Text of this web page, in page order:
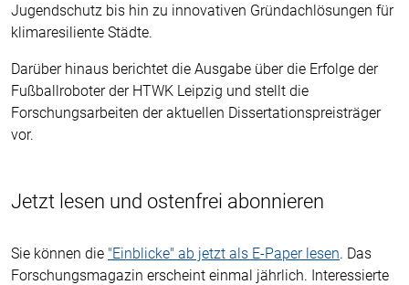
Jugendschutz bis hin zu innovativen Gründachlösungen für
klimaresiliente Städte.
Darüber hinaus berichtet die Ausgabe über die Erfolge der
Fußballroboter der HTWK Leipzig und stellt die
Forschungsarbeiten der aktuellen Dissertationspreisträger
vor.
Jetzt lesen und ostenfrei abonnieren
Sie können die "Einblicke" ab jetzt als E-Paper lesen. Das
Forschungsmagazin erscheint einmal jährlich. Interessierte